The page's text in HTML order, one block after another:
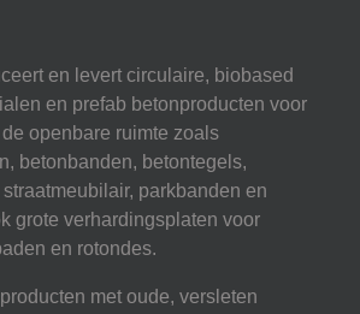
en levert circulaire, biobased
en prefab betonproducten voor
openbare ruimte zoals
betonbanden, betontegels,
parkbanden en
grote verhardingsplaten voor
en rotondes.
met oude, versleten